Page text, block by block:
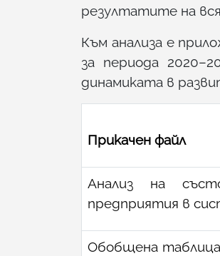
резултатите на
Към анализа е
за периода
динамиката в
Прикачен файл
Анализ на
предприятия в
Обобщена